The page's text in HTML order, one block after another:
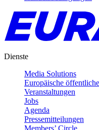
Dienste
Media Solutions
Europäische
Veranstaltungen
Jobs
Agenda
Pressemitteilungen
Members’ Circle